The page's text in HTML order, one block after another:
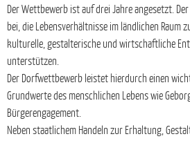
Der Wettbewerb ist auf drei Jahre angesetzt.
bei, die Lebensverhältnisse im ländlichen Raum
kulturelle, gestalterische und wirtschaftliche
unterstützen.
Der Dorfwettbewerb leistet hierdurch einen
Grundwerte des menschlichen Lebens wie
Bürgerengagement.
Neben staatlichem Handeln zur Erhaltung,